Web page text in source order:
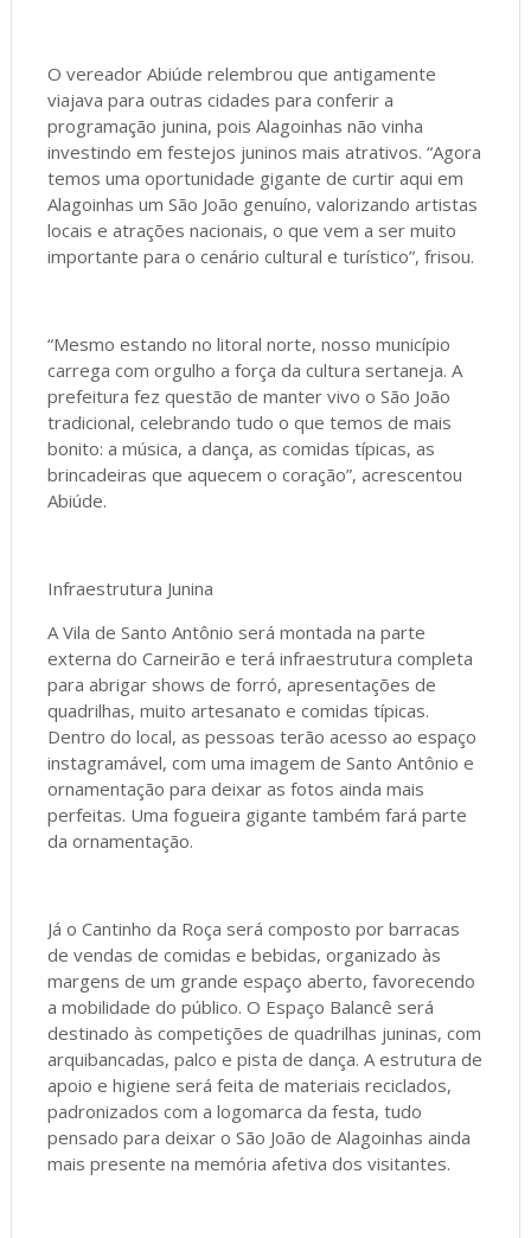
O vereador Abiúde relembrou que antigamente
viajava para outras cidades para conferir a
programação junina, pois Alagoinhas não vinha
investindo em festejos juninos mais atrativos. “Agora
temos uma oportunidade gigante de curtir aqui em
Alagoinhas um São João genuíno, valorizando artistas
locais e atrações nacionais, o que vem a ser muito
importante para o cenário cultural e turístico”, frisou.
“Mesmo estando no litoral norte, nosso município
carrega com orgulho a força da cultura sertaneja. A
prefeitura fez questão de manter vivo o São João
tradicional, celebrando tudo o que temos de mais
bonito: a música, a dança, as comidas típicas, as
brincadeiras que aquecem o coração”, acrescentou
Abiúde.
Infraestrutura Junina
A Vila de Santo Antônio será montada na parte
externa do Carneirão e terá infraestrutura completa
para abrigar shows de forró, apresentações de
quadrilhas, muito artesanato e comidas típicas.
Dentro do local, as pessoas terão acesso ao espaço
instagramável, com uma imagem de Santo Antônio e
ornamentação para deixar as fotos ainda mais
perfeitas. Uma fogueira gigante também fará parte
da ornamentação.
Já o Cantinho da Roça será composto por barracas
de vendas de comidas e bebidas, organizado às
margens de um grande espaço aberto, favorecendo
a mobilidade do público. O Espaço Balancê será
destinado às competições de quadrilhas juninas, com
arquibancadas, palco e pista de dança. A estrutura de
apoio e higiene será feita de materiais reciclados,
padronizados com a logomarca da festa, tudo
pensado para deixar o São João de Alagoinhas ainda
mais presente na memória afetiva dos visitantes.